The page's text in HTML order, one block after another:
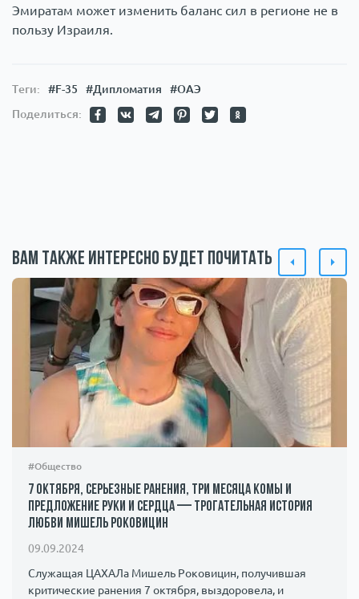
Эмиратам может изменить баланс сил в регионе не в
пользу Израиля.
Теги: #F-35 #Дипломатия
#ОАЭ
Поделиться:
Вам также интересно будет почитать
#Общество
7 октября, серьезные ранения, три месяца комы и
предложение руки и сердца — трогательная история
любви Мишель Роковицин
09.09.2024
Служащая ЦАХАЛа Мишель Роковицин, получившая
критические ранения 7 октября, выздоровела, и